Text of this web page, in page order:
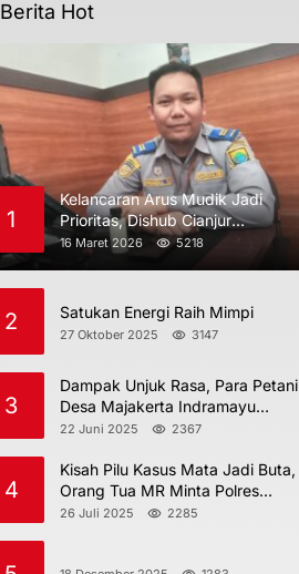
Berita Hot
1
Kelancaran Arus Mudik Jadi
Prioritas, Dishub Cianjur
Maksimalkan Pengawasan
16 Maret 2026 5218
2 Satukan Energi Raih Mimpi
27 Oktober 2025 3147
3
Dampak Unjuk Rasa, Para Petani
Desa Majakerta Indramayu
Dilarang Menggarap
22 Juni 2025 2367
4
Kisah Pilu Kasus Mata Jadi Buta,
Orang Tua MR Minta Polres
Indramayu Jangan Berdiam Diri
26 Juli 2025 2285